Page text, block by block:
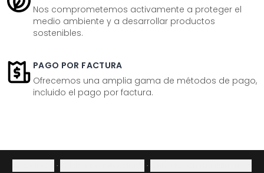
Nos comprometemos activamente a proteger el
medio ambiente y a desarrollar productos
sostenibles.
PAGO POR FACTURA
Ofrecemos una amplia gama de métodos de pago,
incluido el pago por factura.
· ·